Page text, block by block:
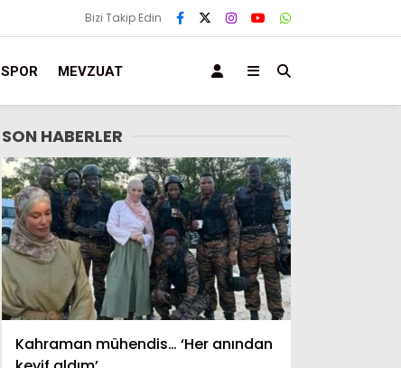
Bizi Takip Edin
SPOR MEVZUAT
SON HABERLER
Kahraman mühendis… ‘Her anından